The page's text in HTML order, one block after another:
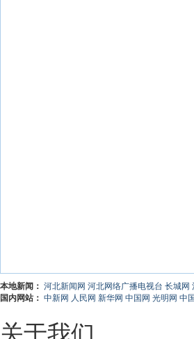
本地新闻： 河北新闻网 河北网络广播电视台 长城网
国内网站： 中新网 人民网 新华网 中国网 光明网 中
关于我们